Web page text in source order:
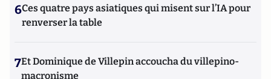
6Ces quatre pays asiatiques qui misent sur l’IA pour
renverser la table
7Et Dominique de Villepin accoucha du villepino-
macronisme